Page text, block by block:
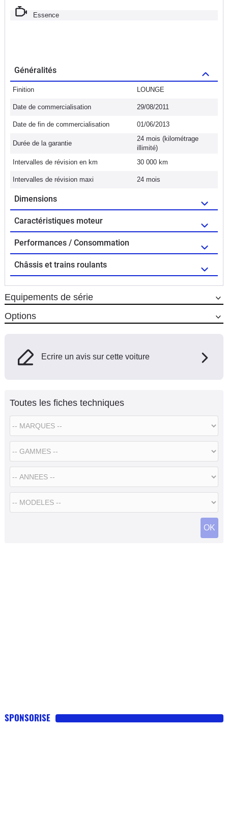
Essence
Généralités
Finition LOUNGE
Date de commercialisation 29/08/2011
Date de fin de commercialisation 01/06/2013
Durée de la garantie
24 mois (kilométrage
illimité)
Intervalles de révision en km
30 000 km
Intervalles de révision maxi 24 mois
Dimensions
Caractéristiques moteur
Performances / Consommation
Châssis et trains roulants
Equipements de série
Options
Ecrire un avis sur cette voiture
Toutes les fiches techniques
SPONSORISE